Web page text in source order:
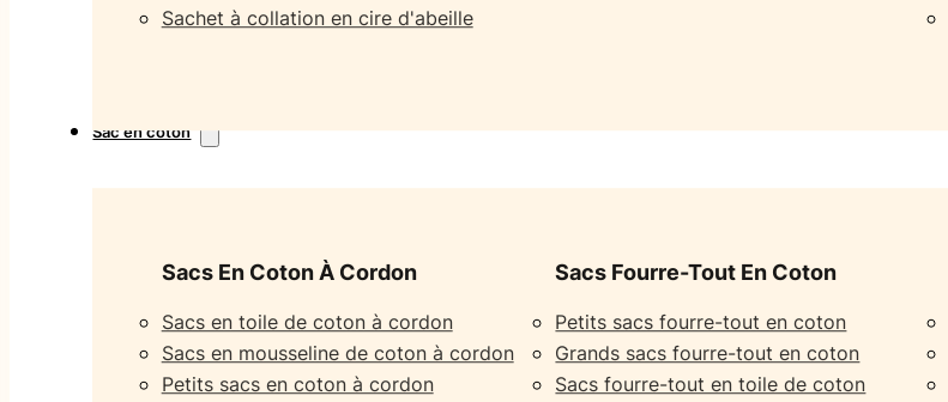
Sachet à collation en cire d'abeille
Sac en coton
Sacs En Coton À Cordon
Sacs en toile de coton à cordon
Sacs en mousseline de coton à cordon
Petits sacs en coton à cordon
Sacs Fourre-Tout En Coton
Petits sacs fourre-tout en coton
Grands sacs fourre-tout en coton
Sacs fourre-tout en toile de coton